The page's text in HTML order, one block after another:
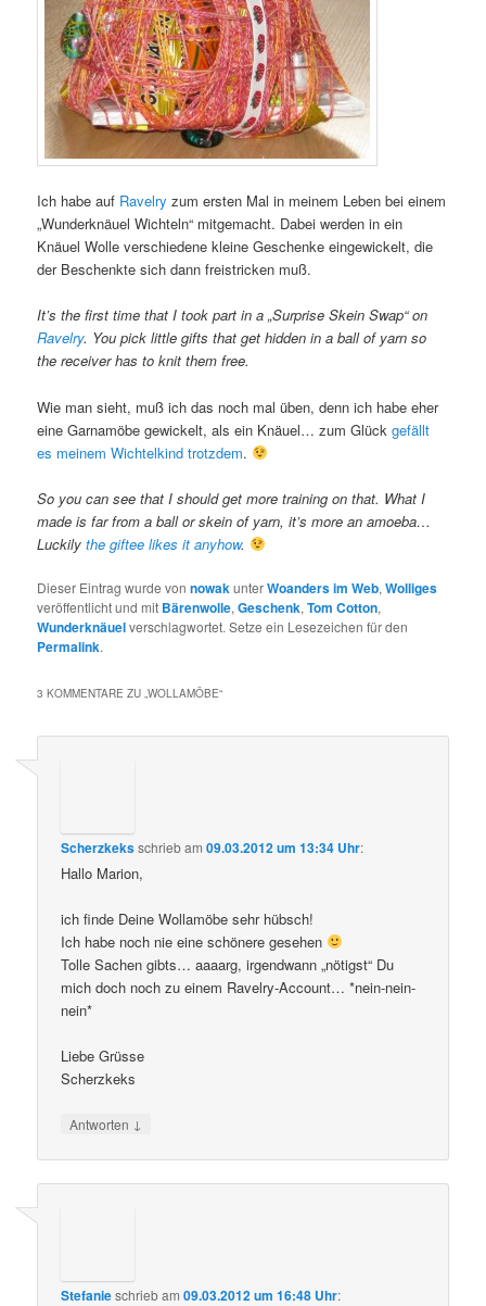
Ich habe auf Ravelry zum ersten Mal in meinem Leben bei einem
„Wunderknäuel Wichteln“ mitgemacht. Dabei werden in ein
Knäuel Wolle verschiedene kleine Geschenke eingewickelt, die
der Beschenkte sich dann freistricken muß.
It’s the first time that I took part in a „Surprise Skein Swap“ on
Ravelry. You pick little gifts that get hidden in a ball of yarn so
the receiver has to knit them free.
Wie man sieht, muß ich das noch mal üben, denn ich habe eher
eine Garnamöbe gewickelt, als ein Knäuel… zum Glückgefällt
es meinem Wichtelkind trotzdem.
So you can see that I should get more training on that. What I
made is far from a ball or skein of yarn, it’s more an amoeba…
Luckilythe giftee likes it anyhow.
Dieser Eintrag wurde vonnowakunterWoanders im Web,Wolliges
veröffentlicht und mit Bärenwolle,Geschenk,Tom Cotton,
Wunderknäuelverschlagwortet. Setze ein Lesezeichen für den
Permalink.
3 KOMMENTARE ZU „WOLLAMÖBE“
Scherzkeksschriebam09.03.2012 um 13:34 Uhr:
Hallo Marion,
ich finde Deine Wollamöbe sehr hübsch!
Ich habe noch nie eine schönere gesehen
Tolle Sachen gibts… aaaarg, irgendwann „nötigst“ Du
mich doch noch zu einem Ravelry-Account… *nein-nein-
nein*
Liebe Grüsse
Scherzkeks
Antworten ↓
Stefanieschriebam09.03.2012 um 16:48 Uhr: